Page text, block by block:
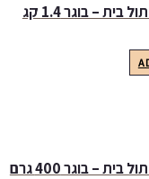
– בוגר 1.4 קג
בוגר 400 גרם